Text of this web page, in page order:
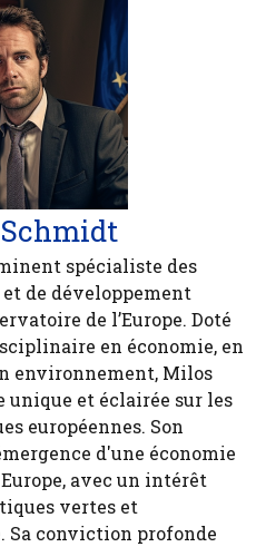
spécialiste des
de développement
de l’Europe. Doté
en économie, en
environnement, Milos
unique et éclairée sur les
européennes. Son
d'une économie
avec un intérêt
vertes et
Sa conviction profonde